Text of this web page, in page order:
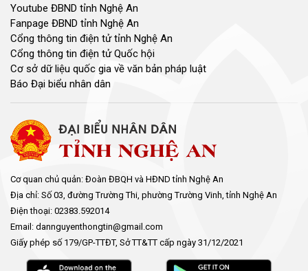
Youtube ĐBND tỉnh Nghệ An
Fanpage ĐBND tỉnh Nghệ An
Cổng thông tin điện tử tỉnh Nghệ An
Cổng thông tin điện tử Quốc hội
Cơ sở dữ liệu quốc gia về văn bản pháp luật
Báo Đại biểu nhân dân
Cơ quan chủ quản: Đoàn ĐBQH và HĐND tỉnh Nghệ An
Địa chỉ: Số 03, đường Trường Thi, phường Trường Vinh, tỉnh Nghệ An
Điện thoại: 02383.592014
Email: dannguyenthongtin@gmail.com
Giấy phép số 179/GP-TTĐT, Sở TT&TT cấp ngày 31/12/2021